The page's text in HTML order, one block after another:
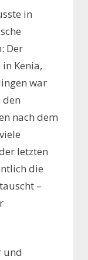
in
Der
Kenia,
war
nach dem
letzten
die
–
und